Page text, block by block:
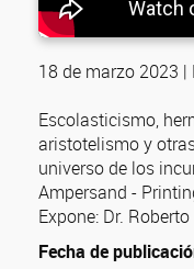
18 de marzo 2023
Escolasticismo,
aristotelismo y
universo de los
Ampersand -
Expone: Dr.
Fecha de